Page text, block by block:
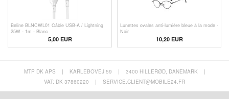
Beline BLNCWL01 Câble USB-A / Lightning
25W - 1m - Blanc
5,00 EUR
Lunettes ovales anti-lumière bleue à la mode -
Noir
10,20EUR
MTP DK APS | KARLEBOVEJ 59 | 3400 HILLERØD, DANEMARK
|
VAT: DK 37860220
| SERVICE.CLIENT@MOBILE24.FR